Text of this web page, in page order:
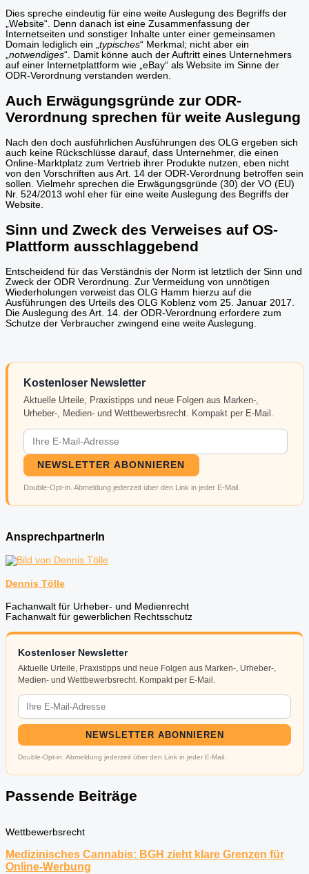
Dies spreche eindeutig für eine weite Auslegung des Begriffs der
„Website“. Denn danach ist eine Zusammenfassung der
Internetseiten und sonstiger Inhalte unter einer gemeinsamen
Domain lediglich ein „ typisches“ Merkmal; nicht aber ein
notwendiges“. Damit könne auch der Auftritt eines Unternehmers
auf einer Internetplattform wie „eBay“ als Website im Sinne der
ODR-Verordnung verstanden werden.
Auch Erwägungsgründe zur ODR-
Verordnung sprechen für weite Auslegung
Nach den doch ausführlichen Ausführungen des OLG ergeben sich
auch keine Rückschlüsse darauf, dass Unternehmer, die einen
Online-Marktplatz zum Vertrieb ihrer Produkte nutzen, eben nicht
von den Vorschriften aus Art. 14 der ODR-Verordnung betroffen sein
sollen. Vielmehr sprechen die Erwägungsgründe (30) der VO (EU)
Nr. 524/2013 wohl eher für eine weite Auslegung des Begriffs der
Website.
Sinn und Zweck des Verweises auf OS-
Plattform ausschlaggebend
Entscheidend für das Verständnis der Norm ist letztlich der Sinn und
Zweck der ODR Verordnung. Zur Vermeidung von unnötigen
Wiederholungen verweist das OLG Hamm hierzu auf die
Ausführungen des Urteils des OLG Koblenz vom 25. Januar 2017.
Die Auslegung des Art. 14. der ODR-Verordnung erfordere zum
Schutze der Verbraucher zwingend eine weite Auslegung.
Kostenloser Newsletter
Aktuelle Urteile, Praxistipps und neue Folgen aus Marken-,
Urheber-, Medien- und Wettbewerbsrecht. Kompakt per E-Mail.
NEWSLETTER ABONNIEREN
Double-Opt-in. Abmeldung jederzeit über den Link in jeder E-Mail.
AnsprechpartnerIn
Dennis Tölle
Fachanwalt für Urheber- und Medienrecht
Fachanwalt für gewerblichen Rechtsschutz
Kostenloser Newsletter
Aktuelle Urteile, Praxistipps und neue Folgen aus Marken-, Urheber-,
Medien- und Wettbewerbsrecht. Kompakt per E-Mail.
NEWSLETTER ABONNIEREN
Double-Opt-in. Abmeldung jederzeit über den Link in jeder E-Mail.
Passende Beiträge
Wettbewerbsrecht
Medizinisches Cannabis: BGH zieht klare Grenzen für
Online-Werbung